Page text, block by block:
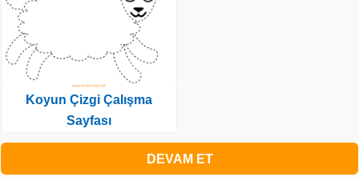
Koyun Çizgi Çalışma
Sayfası
DEVAM ET